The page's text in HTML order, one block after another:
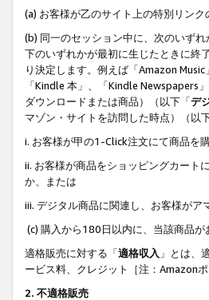
(a) お客様が乙のサイト上の特別リン
(b) 同一のセッション中に、次のいず
下のいずれかが最初に生じたときに終
り決定します。例えば「Amazon
「Kindle 本」、「Kindle Newspapers
ダウンロードまたは商品）（以下「デ
マゾン・サイトを訪問した時点）（以
i. お客様が甲の1-Click注文にて商品を購
ii. お客様が商品をショッピングカート
か、または
iii. デジタル商品に関連し、お客様が
(c) 購入から180日以内に、当該商品
適格販売に対する「適格収入 」とは、
ービス料、クレジット［注：Amazon
2. 不適格販売